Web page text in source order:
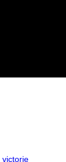
victorie